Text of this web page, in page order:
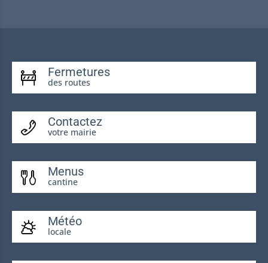
Fermetures
des routes
Contactez
votre mairie
Menus
cantine
Météo
locale